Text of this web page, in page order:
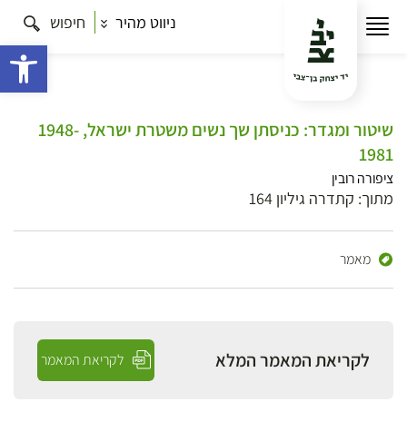
ניווט מהיר חיפוש
שיטור ומגדר: כניסתן שך נשים משטרת ישראל, 1948-
1981
ציפורה רובין
מתוך: קתדרה גיליון 164
מאמר
לקריאת המאמר המלא לקריאת המאמר